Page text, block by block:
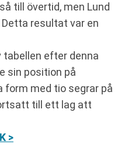
till övertid, men Lund
resultat var en
tabellen efter denna
sin position på
form med tio segrar på
till ett lag att
>